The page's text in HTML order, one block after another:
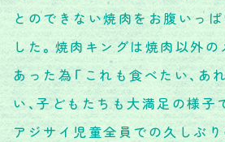
とのできない焼肉をお腹いっ
した。焼肉キングは焼肉以外
あった為「これも食べたい、あ
い、子どもたちも大満足の様子
アジサイ児童全員での久しぶ